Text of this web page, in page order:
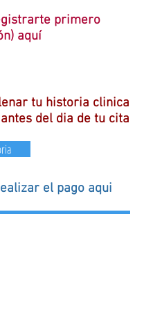
primero
aquí
tu historia clinica
del dia de tu cita
el pago aqui
Pago